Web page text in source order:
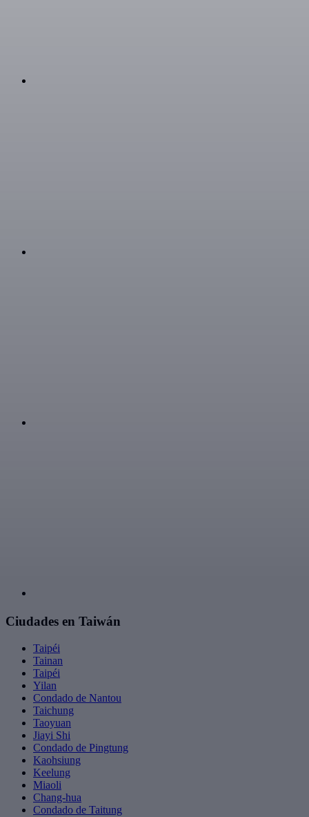
Ciudades en Taiwán
Taipéi
Tainan
Taipéi
Yilan
Condado de Nantou
Taichung
Taoyuan
Jiayi Shi
Condado de Pingtung
Kaohsiung
Keelung
Miaoli
Chang-hua
Condado de Taitung